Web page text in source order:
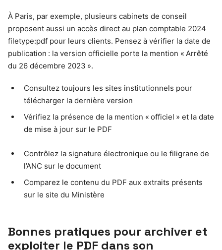
À Paris, par exemple, plusieurs cabinets de conseil
proposent aussi un accès direct au plan comptable 2024
filetype:pdf pour leurs clients. Pensez à vérifier la date de
publication : la version officielle porte la mention « Arrêté
du 26 décembre 2023 ».
Consultez toujours les sites institutionnels pour
télécharger la dernière version
Vérifiez la présence de la mention « officiel » et la date
de mise à jour sur le PDF
Contrôlez la signature électronique ou le filigrane de
l’ANC sur le document
Comparez le contenu du PDF aux extraits présents
sur le site du Ministère
Bonnes pratiques pour archiver et
exploiter le PDF dans son